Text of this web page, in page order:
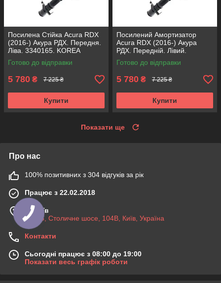
Посилена Стійка Acura RDX
(2016-) Акура РДХ. Передня.
Ліва. 3340165. KOREA
Аксусс!
Готово до відправки
5 780 ₴ 7 225 ₴
Купити
Посилений Амортизатор
Acura RDX (2016-) Акура
РДХ. Передній. Лівий.
3340165. KOREA Аксусс!
Готово до відправки
5 780 ₴ 7 225 ₴
Купити
Показати ще
Про нас
100% позитивних з 304 відгуків за рік
Працює з 22.02.2018
м. Київ
03045, Столичне шосе, 104B, Київ, Україна
Контакти
Сьогодні працює з 08:00 до 19:00
Показати весь графік роботи